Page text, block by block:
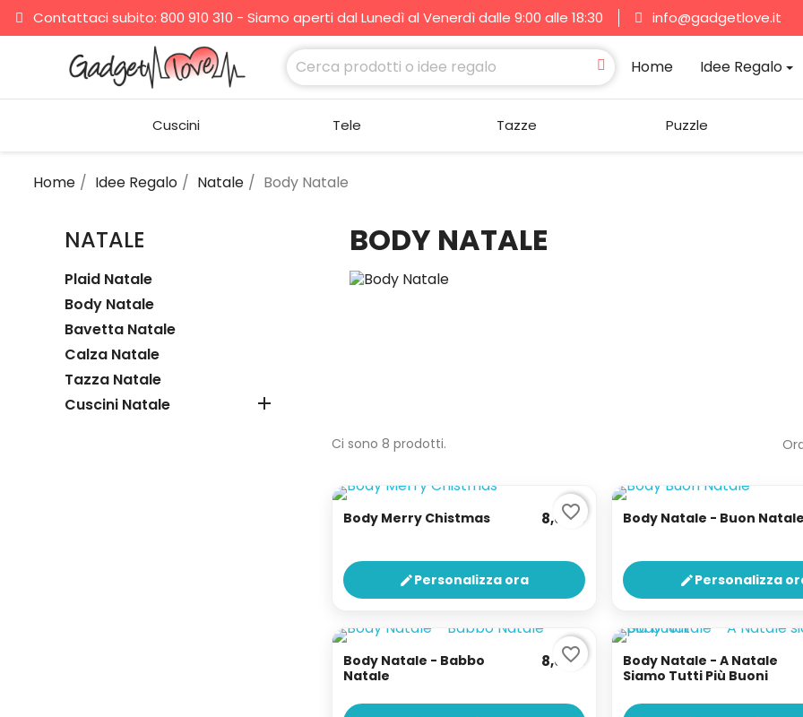
Contattaci subito: 800 910 310 - Siamo aperti dal Lunedì al Venerdì dalle 9:00 alle 18:30 info@gadgetlove.it
Home Idee Regalo
Cuscini Tele Tazze Puzzle
Home Idee Regalo Natale Body Natale
NATALE
Plaid Natale
Body Natale
Bavetta Natale
Calza Natale
Tazza Natale
Cuscini Natale

BODY NATALE
Ci sono 8 prodotti.
Body Merry Chistmas 8,00 €
editPersonalizza ora
favorite_border Body Natale - Buon Natale
editPersonalizza
Body Natale - Babbo
Natale
8,00 €
favorite_border
Body Natale - A Natale
Siamo Tutti Più Buoni